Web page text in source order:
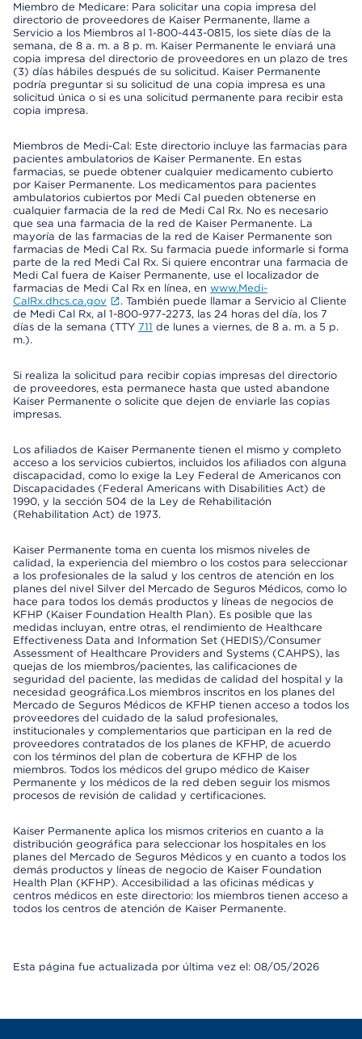
Miembro de Medicare: Para solicitar una copia impresa del
directorio de proveedores de Kaiser Permanente, llame a
Servicio a los Miembros al 1-800-443-0815, los siete días de la
semana, de 8 a. m. a 8 p. m. Kaiser Permanente le enviará una
copia impresa del directorio de proveedores en un plazo de tres
(3) días hábiles después de su solicitud. Kaiser Permanente
podría preguntar si su solicitud de una copia impresa es una
solicitud única o si es una solicitud permanente para recibir esta
copia impresa.
Miembros de Medi-Cal: Este directorio incluye las farmacias para
pacientes ambulatorios de Kaiser Permanente. En estas
farmacias, se puede obtener cualquier medicamento cubierto
por Kaiser Permanente. Los medicamentos para pacientes
ambulatorios cubiertos por Medi Cal pueden obtenerse en
cualquier farmacia de la red de Medi Cal Rx. No es necesario
que sea una farmacia de la red de Kaiser Permanente. La
mayoría de las farmacias de la red de Kaiser Permanente son
farmacias de Medi Cal Rx. Su farmacia puede informarle si forma
parte de la red Medi Cal Rx. Si quiere encontrar una farmacia de
Medi Cal fuera de Kaiser Permanente, use el localizador de
farmacias de Medi Cal Rx en línea, en www.Medi-
CalRx.dhcs.ca.gov
. También puede llamar a Servicio al Cliente
de Medi Cal Rx, al 1-800-977-2273, las 24 horas del día, los 7
días de la semana (TTY 711 de lunes a viernes, de 8 a. m. a 5 p.
m.).
Si realiza la solicitud para recibir copias impresas del directorio
de proveedores, esta permanece hasta que usted abandone
Kaiser Permanente o solicite que dejen de enviarle las copias
impresas.
Los afiliados de Kaiser Permanente tienen el mismo y completo
acceso a los servicios cubiertos, incluidos los afiliados con alguna
discapacidad, como lo exige la Ley Federal de Americanos con
Discapacidades (Federal Americans with Disabilities Act) de
1990, y la sección 504 de la Ley de Rehabilitación
(Rehabilitation Act) de 1973.
Kaiser Permanente toma en cuenta los mismos niveles de
calidad, la experiencia del miembro o los costos para seleccionar
a los profesionales de la salud y los centros de atención en los
planes del nivel Silver del Mercado de Seguros Médicos, como lo
hace para todos los demás productos y líneas de negocios de
KFHP (Kaiser Foundation Health Plan). Es posible que las
medidas incluyan, entre otras, el rendimiento de Healthcare
Effectiveness Data and Information Set (HEDIS)/Consumer
Assessment of Healthcare Providers and Systems (CAHPS), las
quejas de los miembros/pacientes, las calificaciones de
seguridad del paciente, las medidas de calidad del hospital y la
necesidad geográfica.Los miembros inscritos en los planes del
Mercado de Seguros Médicos de KFHP tienen acceso a todos los
proveedores del cuidado de la salud profesionales,
institucionales y complementarios que participan en la red de
proveedores contratados de los planes de KFHP, de acuerdo
con los términos del plan de cobertura de KFHP de los
miembros. Todos los médicos del grupo médico de Kaiser
Permanente y los médicos de la red deben seguir los mismos
procesos de revisión de calidad y certificaciones.
Kaiser Permanente aplica los mismos criterios en cuanto a la
distribución geográfica para seleccionar los hospitales en los
planes del Mercado de Seguros Médicos y en cuanto a todos los
demás productos y líneas de negocio de Kaiser Foundation
Health Plan (KFHP). Accesibilidad a las oficinas médicas y
centros médicos en este directorio: los miembros tienen acceso a
todos los centros de atención de Kaiser Permanente.
Esta página fue actualizada por última vez el: 08/05/2026